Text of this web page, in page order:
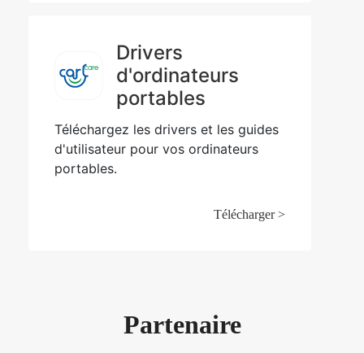
Drivers
d'ordinateurs
portables
Téléchargez les drivers et les guides
d'utilisateur pour vos ordinateurs
portables.
Télécharger >
Partenaire